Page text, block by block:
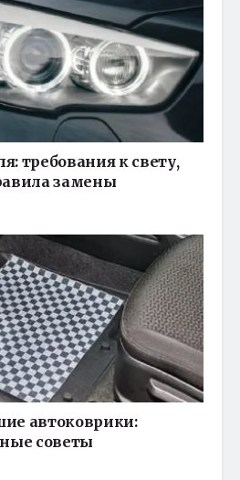
требования к свету,
замены
автоковрики:
советы